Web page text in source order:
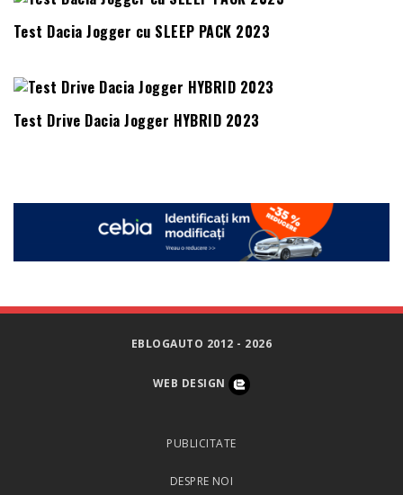
Test Dacia Jogger cu SLEEP PACK 2023
Test Drive Dacia Jogger HYBRID 2023
EBLOGAUTO 2012 - 2026
WEB DESIGN
PUBLICITATE
DESPRE NOI